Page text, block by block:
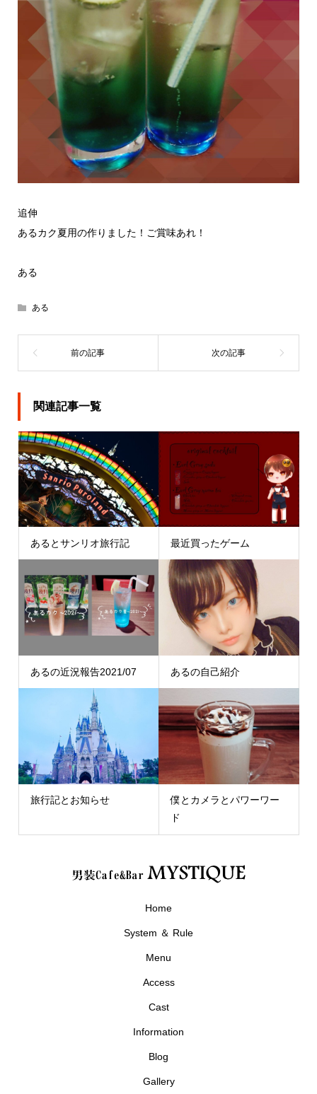
追伸
あるカク夏用の作りました！ご賞味あれ！
ある
ある
関連記事一覧
あるとサンリオ旅行記 最近買ったゲーム
あるの近況報告2021/07 あるの自己紹介
旅行記とお知らせ
僕とカメラとパワーワー
ド
Home
System ＆ Rule
Menu
Access
Cast
Information
Blog
Gallery